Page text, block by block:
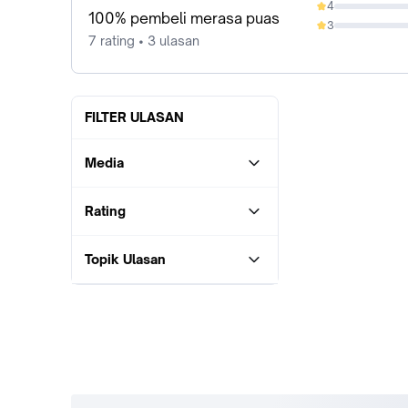
100% pembeli merasa puas
7 rating • 3 ulasan
4
0%
3
0%
FILTER ULASAN
Media
Rating
Topik Ulasan